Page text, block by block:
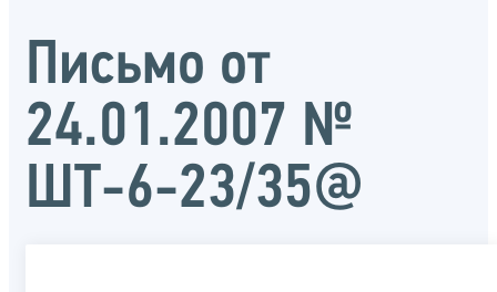
Письмо от
24.01.2007 №
ШТ-6-23/35@